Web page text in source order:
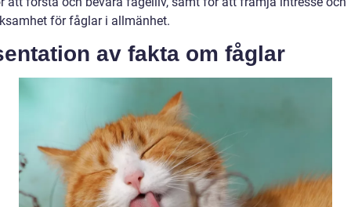
för fåglar i allmänhet.
av fakta om fåglar